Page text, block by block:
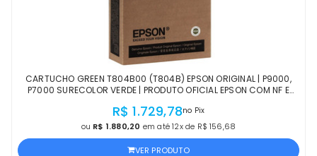
CARTUCHO GREEN T804B00 (T804B) EPSON ORIGINAL | P9000,
P7000 SURECOLOR VERDE | PRODUTO OFICIAL EPSON COM NF E
R$ 1.729,78no Pix
ou R$ 1.880,20 em até 12x de R$ 156,68
VER PRODUTO